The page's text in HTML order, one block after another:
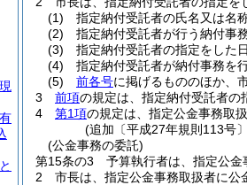
(1)
指定納付受託者の氏名又は名
(2)
指定納付受託者が行う納付事
(3)
指定納付受託者の指定をした日
(4)
指定納付受託者が納付事務を
(5)
前各号に掲げるもののほか、
3
前項の規定は、指定納付受託者の
4
第1項の規定は、指定公金事務取
(追加〔平成27年規則113号
(公金事務の委託)
第15条の3
予算執行者は、指定公金
2
市長は、指定公金事務取扱者に公